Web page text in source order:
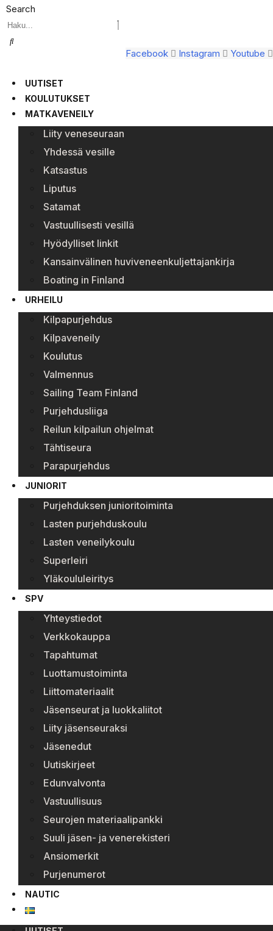
Search
Facebook Instagram Youtube
UUTISET
KOULUTUKSET
MATKAVENEILY
Liity veneseuraan
Yhdessä vesille
Katsastus
Liputus
Satamat
Vastuullisesti vesillä
Hyödylliset linkit
Kansainvälinen huviveneenkuljettajankirja
Boating in Finland
URHEILU
Kilpapurjehdus
Kilpaveneily
Koulutus
Valmennus
Sailing Team Finland
Purjehdusliiga
Reilun kilpailun ohjelmat
Tähtiseura
Parapurjehdus
JUNIORIT
Purjehduksen junioritoiminta
Lasten purjehduskoulu
Lasten veneilykoulu
Superleiri
Yläkoululeiritys
SPV
Yhteystiedot
Verkkokauppa
Tapahtumat
Luottamustoiminta
Liittomateriaalit
Jäsenseurat ja luokkaliitot
Liity jäsenseuraksi
Jäsenedut
Uutiskirjeet
Edunvalvonta
Vastuullisuus
Seurojen materiaalipankki
Suuli jäsen- ja venerekisteri
Ansiomerkit
Purjenumerot
NAUTIC